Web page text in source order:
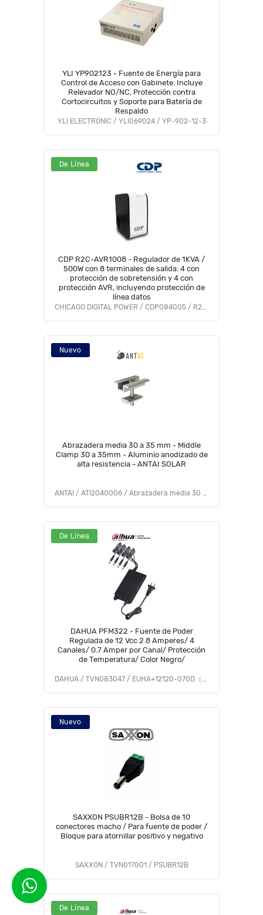
YLI YP902123 - Fuente de Energía para
Control de Acceso con Gabinete: Incluye
Relevador NO/NC, Protección contra
Cortocircuitos y Soporte para Batería de
Respaldo
YLI ELECTRONIC / YLI069024 / YP-902-12-3
De Línea
CDP R2C-AVR1008 - Regulador de 1KVA /
500W con 8 terminales de salida: 4 con
protección de sobretensión y 4 con
protección AVR, incluyendo protección de
línea datos
CHICAGO DIGITAL POWER / CDP084005 / R2C-AVR1008
Nuevo
Abrazadera media 30 a 35 mm - Middle
Clamp 30 a 35mm - Aluminio anodizado de
alta resistencia - ANTAI SOLAR
ANTAI / ATI2040006 / Abrazadera media 30 a 35 mm - ANTAI SOLAR
De Línea
DAHUA PFM322 - Fuente de Poder
Regulada de 12 Vcc 2.8 Amperes/ 4
Canales/ 0.7 Amper por Canal/ Protección
de Temperatura/ Color Negro/
DAHUA / TVN083047 / EUHA+12120-070D（PFM322）
Nuevo
SAXXON PSUBR12B - Bolsa de 10
conectores macho / Para fuente de poder /
Bloque para atornillar positivo y negativo
SAXXON / TVN017001 / PSUBR12B
De Línea